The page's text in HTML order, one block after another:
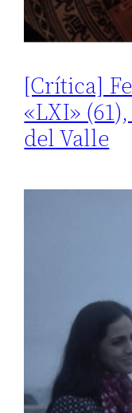
[Crítica]
«LXI»
del Valle